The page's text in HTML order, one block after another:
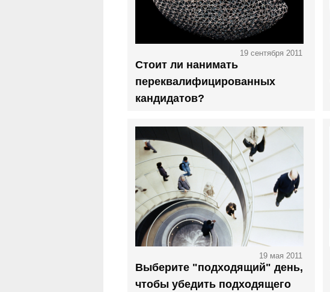
19 сентября 2011
Стоит ли нанимать
переквалифицированных
кандидатов?
19 мая 2011
Выберите "подходящий" день,
чтобы убедить подходящего